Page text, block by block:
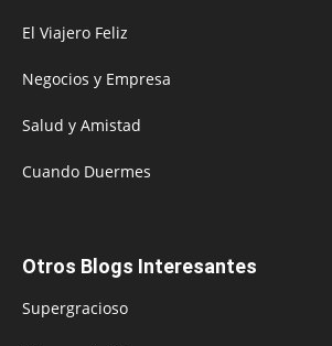
El Viajero Feliz
Negocios y Empresa
Salud y Amistad
Cuando Duermes
Otros Blogs Interesantes
Supergracioso